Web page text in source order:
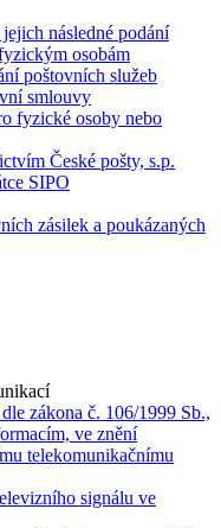
následné podání
osobám
poštovních služeb
smlouvy
fyzické osoby nebo
České pošty, s.p.
SIPO
zásilek a poukázaných
zákona č. 106/1999 Sb.,
ve znění
telekomunikačnímu
signálu ve